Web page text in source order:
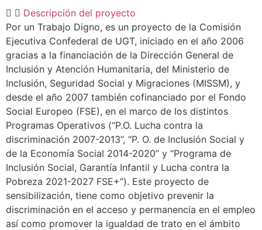
Descripción del proyecto
Por un Trabajo Digno, es un proyecto de la Comisión
Ejecutiva Confederal de UGT, iniciado en el año 2006
gracias a la financiación de la Dirección General de
Inclusión y Atención Humanitaria, del Ministerio de
Inclusión, Seguridad Social y Migraciones (MISSM), y
desde el año 2007 también cofinanciado por el Fondo
Social Europeo (FSE), en el marco de los distintos
Programas Operativos (“P.O. Lucha contra la
discriminación 2007-2013”, “P. O. de Inclusión Social y
de la Economía Social 2014-2020” y “Programa de
Inclusión Social, Garantía Infantil y Lucha contra la
Pobreza 2021-2027 FSE+”). Este proyecto de
sensibilización, tiene como objetivo prevenir la
discriminación en el acceso y permanencia en el empleo
así como promover la igualdad de trato en el ámbito